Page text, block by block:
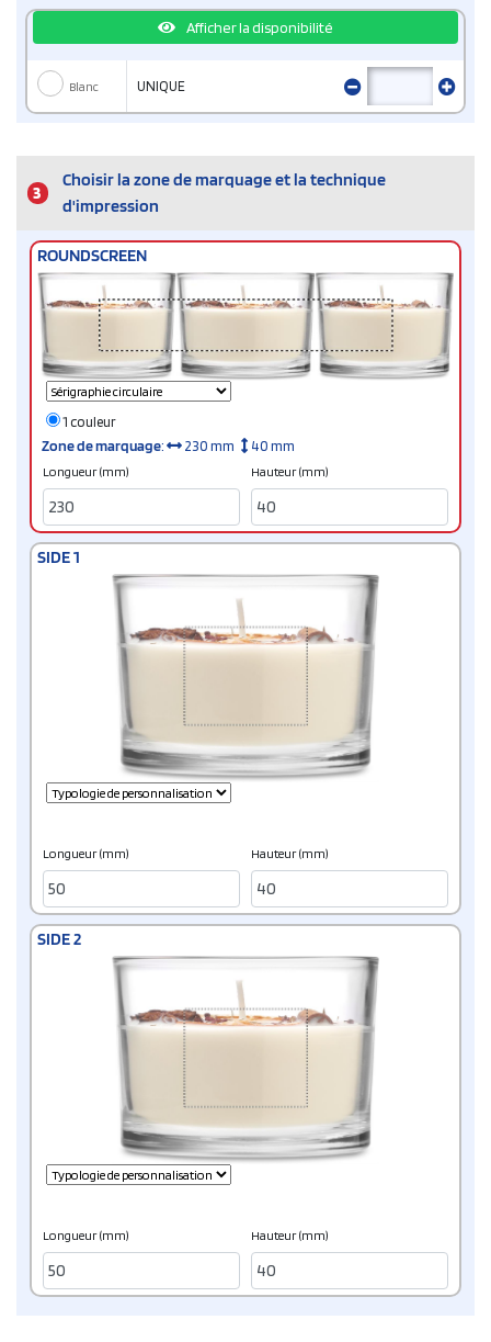
Afficher la disponibilité
Blanc UNIQUE
3
Choisir la zone de marquage et la technique
d'impression
ROUNDSCREEN
1 couleur
Zone de marquage: 230 mm 40 mm
Longueur (mm) Hauteur (mm)
SIDE 1
Longueur (mm) Hauteur (mm)
SIDE 2
Longueur (mm) Hauteur (mm)